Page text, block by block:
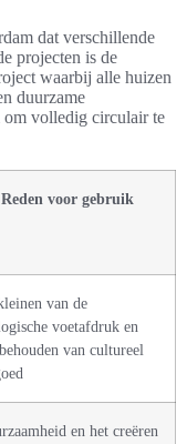
dat verschillende
projecten is de
waarbij alle huizen
duurzame
om volledig circulair te
Reden voor gebruik
van de
voetafdruk en
van cultureel
en het creëren